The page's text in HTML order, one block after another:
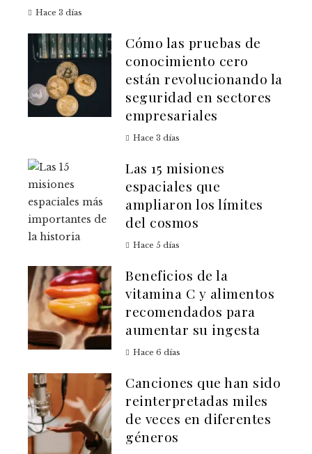
Hace 3 días
Cómo las pruebas de
conocimiento cero
están revolucionando la
seguridad en sectores
empresariales
Hace 3 días
Las 15 misiones
espaciales que
ampliaron los límites
del cosmos
Hace 5 días
Beneficios de la
vitamina C y alimentos
recomendados para
aumentar su ingesta
Hace 6 días
Canciones que han sido
reinterpretadas miles
de veces en diferentes
géneros